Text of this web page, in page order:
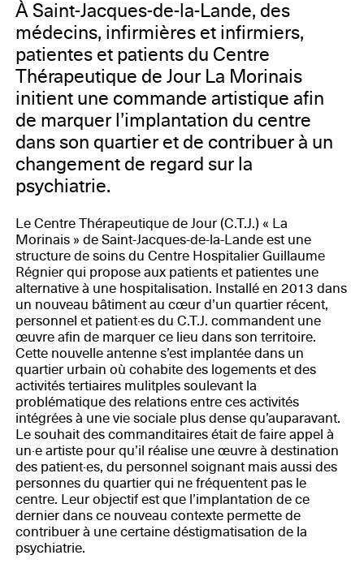
À Saint-Jacques-de-la-Lande, des
médecins, infirmières et infirmiers,
patientes et patients du Centre
Thérapeutique de Jour La Morinais
initient une commande artistique afin
de marquer l’implantation du centre
dans son quartier et de contribuer à un
changement de regard sur la
psychiatrie.
Le Centre Thérapeutique de Jour (C.T.J.) « La
Morinais » de Saint-Jacques-de-la-Lande est une
structure de soins du Centre Hospitalier Guillaume
Régnier qui propose aux patients et patientes une
alternative à une hospitalisation. Installé en 2013 dans
un nouveau bâtiment au cœur d’un quartier récent,
personnel et patient·es du C.T.J. commandent une
œuvre afin de marquer ce lieu dans son territoire.
Cette nouvelle antenne s’est implantée dans un
quartier urbain où cohabite des logements et des
activités tertiaires mulitples soulevant la
problématique des relations entre ces activités
intégrées à une vie sociale plus dense qu’auparavant.
Le souhait des commanditaires était de faire appel à
un·e artiste pour qu’il réalise une œuvre à destination
des patient·es, du personnel soignant mais aussi des
personnes du quartier qui ne fréquentent pas le
centre. Leur objectif est que l’implantation de ce
dernier dans ce nouveau contexte permette de
contribuer à une certaine déstigmatisation de la
psychiatrie.